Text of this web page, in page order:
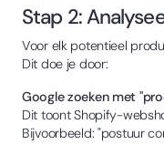
Stap 2:
Voor elk potentieel
Dit doe je door:
Google zoeken met
Dit toont Shopify-
Bijvoorbeeld: "postuur